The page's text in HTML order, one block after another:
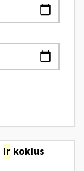
ir kokius